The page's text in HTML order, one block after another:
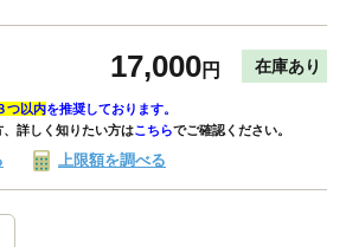
17,000円 在庫あり
つ以内を推奨しております。
詳しく知りたい方はこちらでご確認ください。
上限額を調べる